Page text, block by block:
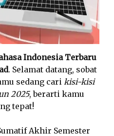
Indonesia Terbaru
. Selamat datang, sobat
sedang cari kisi-kisi
2025, berarti kamu
tepat!
Akhir Semester